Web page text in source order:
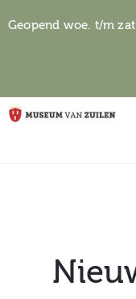
Geopend woe. t/m
Home
Algemene